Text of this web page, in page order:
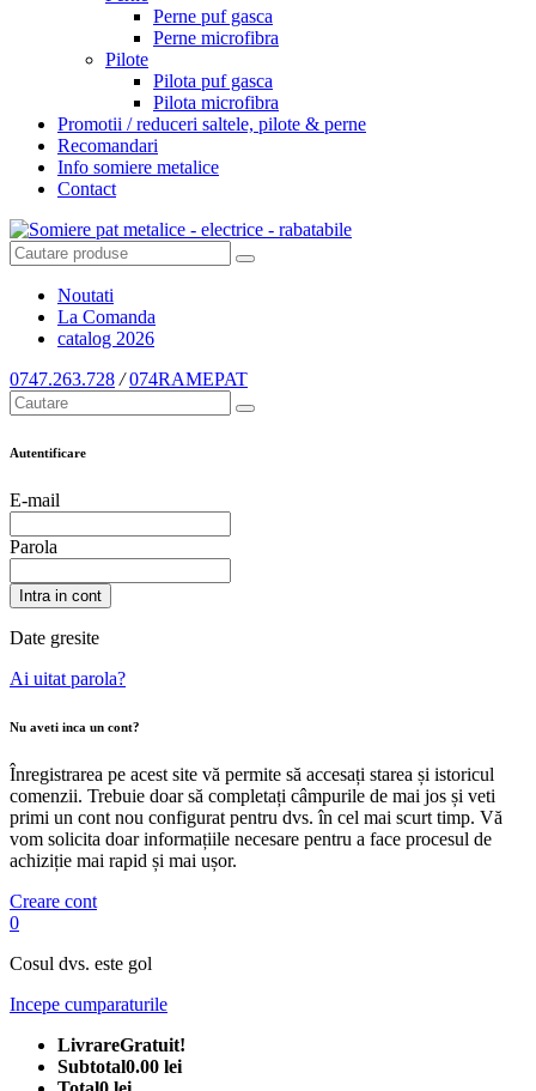
Perne puf gasca
Perne microfibra
Pilote
Pilota puf gasca
Pilota microfibra
Promotii / reduceri saltele, pilote & perne
Recomandari
Info somiere metalice
Contact
Noutati
La Comanda
catalog 2026
0747.263.728 / 074RAMEPAT
Autentificare
E-mail
Parola
Intra in cont
Date gresite
Ai uitat parola?
Nu aveti inca un cont?
Înregistrarea pe acest site vă permite să accesați starea și istoricul
comenzii. Trebuie doar să completați câmpurile de mai jos și veti
primi un cont nou configurat pentru dvs. în cel mai scurt timp. Vă
vom solicita doar informațiile necesare pentru a face procesul de
achiziție mai rapid și mai ușor.
Creare cont
0
Cosul dvs. este gol
Incepe cumparaturile
LivrareGratuit!
Subtotal0.00 lei